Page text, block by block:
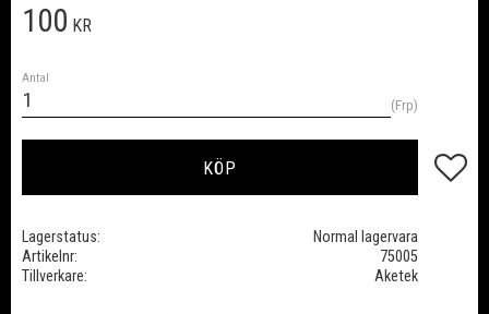
100 KR
Antal
Frp
KÖP Lägg
Lagerstatus
Normal lagervara
Artikelnr
75005
Tillverkare
Aketek